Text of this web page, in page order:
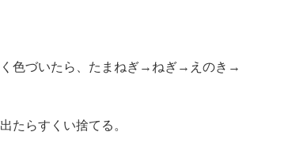
色づいたら、たまねぎ→ねぎ→えのき→
らすくい捨てる。